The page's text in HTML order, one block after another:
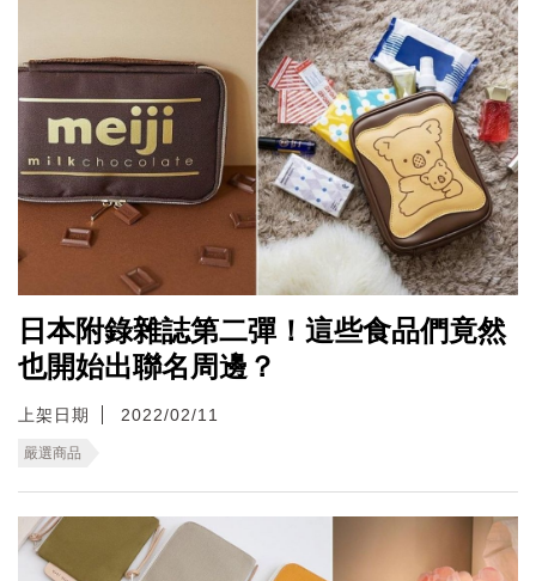
日本附錄雜誌第二彈！這些食品們竟然
也開始出聯名周邊？
上架日期 2022/02/11
嚴選商品